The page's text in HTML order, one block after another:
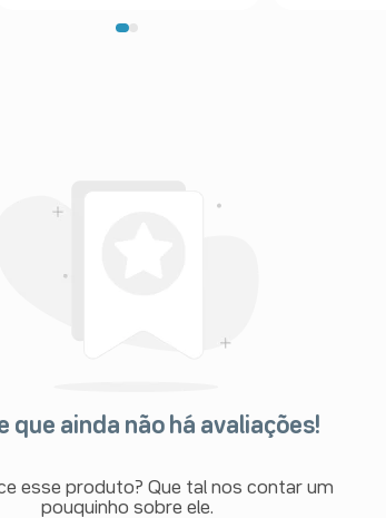
que ainda não há avaliações!
esse produto? Que tal nos contar um
pouquinho sobre ele.